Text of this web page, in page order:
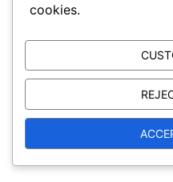
Importancia de la
La comunicación efectiva
posicionamiento exitoso
deben hablar
ubicaciones e
pueden ayudar a evitar
todos estén alineados en
cookies.